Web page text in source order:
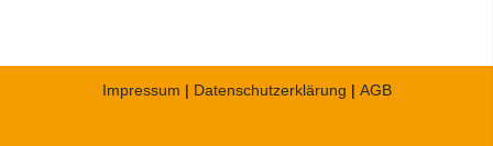
Impressum | Datenschutzerklärung | AGB